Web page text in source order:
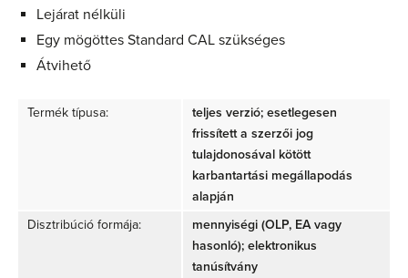
Lejárat nélküli
Egy mögöttes Standard CAL szükséges
Átvihető
Termék típusa:
teljes verzió; esetlegesen
frissített a szerzői jog
tulajdonosával kötött
karbantartási megállapodás
alapján
Disztribúció formája:
mennyiségi (OLP, EA vagy
hasonló); elektronikus
tanúsítvány